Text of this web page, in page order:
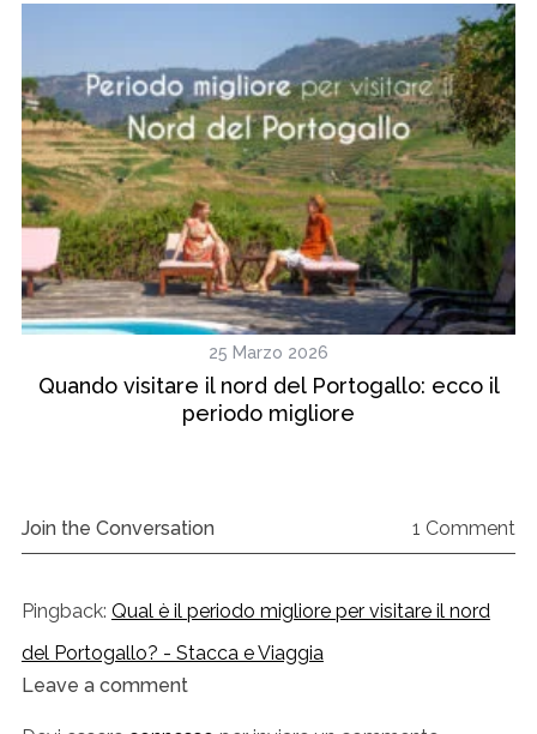
25 Marzo 2026
Quando visitare il nord del Portogallo: ecco il
periodo migliore
Join the Conversation 1 Comment
Pingback: Qual è il periodo migliore per visitare il nord
del Portogallo? - Stacca e Viaggia
L
Leave a comment